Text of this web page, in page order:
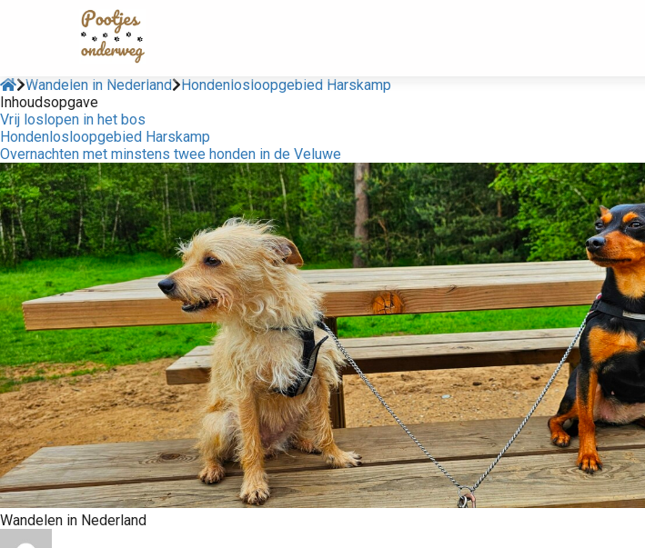
Wandelen in Nederland
Hondenlosloopgebied Harskamp
Inhoudsopgave
Vrij loslopen in het bos
Hondenlosloopgebied Harskamp
Overnachten met minstens twee honden in de Veluwe
Wandelen in Nederland